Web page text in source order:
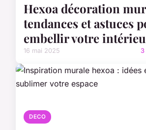
Hexoa décoration
tendances et astuces
embellir votre
16 mai 2025 3
DECO